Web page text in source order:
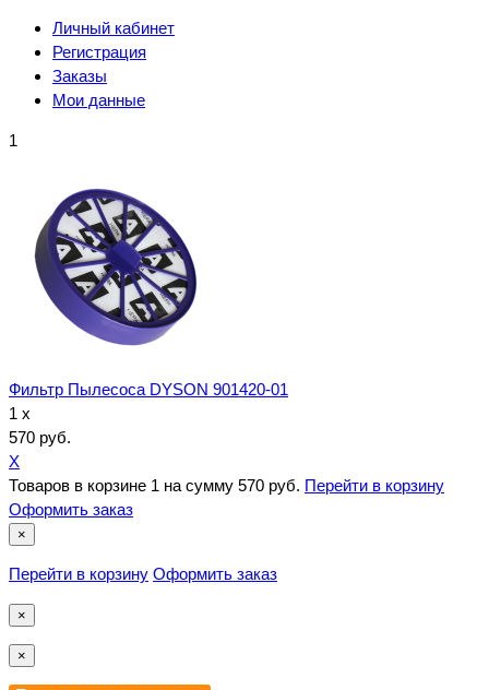
Личный кабинет
Регистрация
Заказы
Мои данные
1
Фильтр Пылесоса DYSON 901420-01
1 x
570 руб.
X
Товаров в корзине 1 на сумму 570 руб. Перейти в корзину
Оформить заказ
×
Перейти в корзину Оформить заказ
×
×